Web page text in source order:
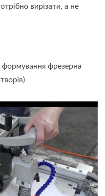
вирізати, а не
формування фрезерна
свердління / різання